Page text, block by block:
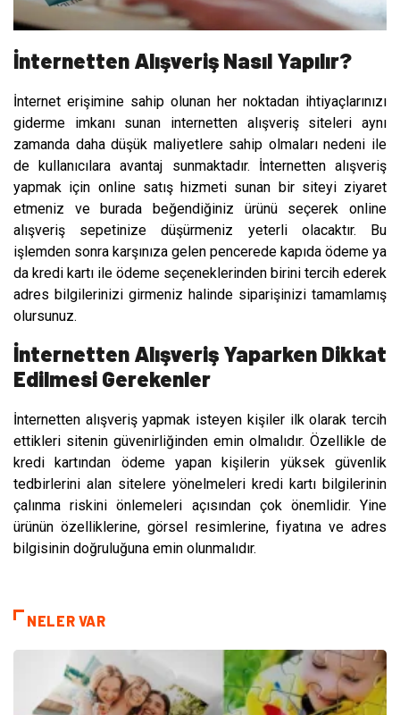
İnternetten Alışveriş Nasıl Yapılır?
İnternet erişimine sahip olunan her noktadan ihtiyaçlarınızı
giderme imkanı sunan internetten alışveriş siteleri aynı
zamanda daha düşük maliyetlere sahip olmaları nedeni ile
de kullanıcılara avantaj sunmaktadır. İnternetten alışveriş
yapmak için online satış hizmeti sunan bir siteyi ziyaret
etmeniz ve burada beğendiğiniz ürünü seçerek online
alışveriş sepetinize düşürmeniz yeterli olacaktır. Bu
işlemden sonra karşınıza gelen pencerede kapıda ödeme ya
da kredi kartı ile ödeme seçeneklerinden birini tercih ederek
adres bilgilerinizi girmeniz halinde siparişinizi tamamlamış
olursunuz.
İnternetten Alışveriş Yaparken Dikkat
Edilmesi Gerekenler
İnternetten alışveriş yapmak isteyen kişiler ilk olarak tercih
ettikleri sitenin güvenirliğinden emin olmalıdır. Özellikle de
kredi kartından ödeme yapan kişilerin yüksek güvenlik
tedbirlerini alan sitelere yönelmeleri kredi kartı bilgilerinin
çalınma riskini önlemeleri açısından çok önemlidir. Yine
ürünün özelliklerine, görsel resimlerine, fiyatına ve adres
bilgisinin doğruluğuna emin olunmalıdır.
NELER VAR